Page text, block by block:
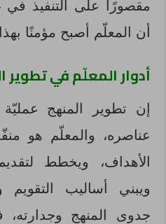
مقصورًا على التنفيذ في
أن المعلّم أصبح مؤمنًا
أدوار المعلّم في تطوير
إن تطوير المنهج
عناصره، والمعلّم هو
الأهداف، ويخطط
ويبني أساليب التقويم
جدوى المنهج